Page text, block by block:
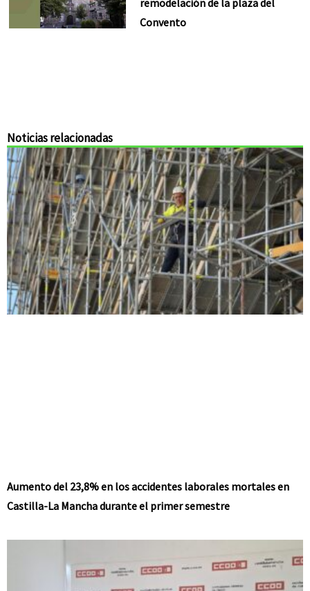
Convento
Noticias relacionadas
Aumento del 23,8% en los accidentes laborales mortales en
Castilla-La Mancha durante el primer semestre